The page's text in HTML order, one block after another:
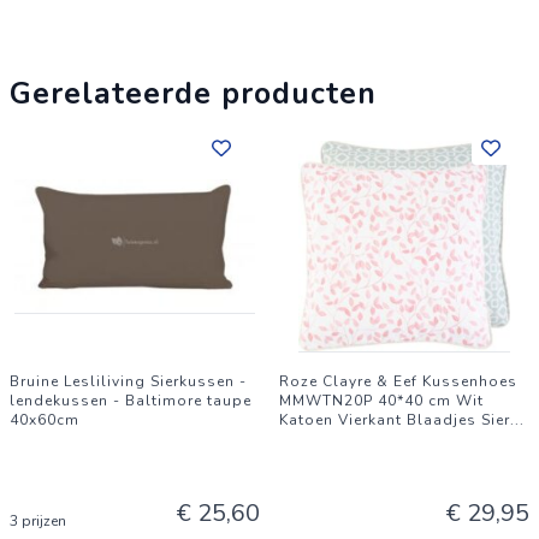
Gerelateerde producten
Bruine Lesliliving Sierkussen -
lendekussen - Baltimore taupe
40x60cm
3 prijzen € 25,60
Roze Clayre & Eef Kussenhoes
MMWTN20P 40*40 cm Wit
Katoen Vierkant Blaadjes Sier...
€ 29,95